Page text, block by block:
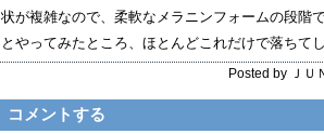
状が複雑なので、柔軟なメラニンフォームの段階
とやってみたところ、ほとんどこれだけで落ちて
Posted by ＪＵ
コメントする